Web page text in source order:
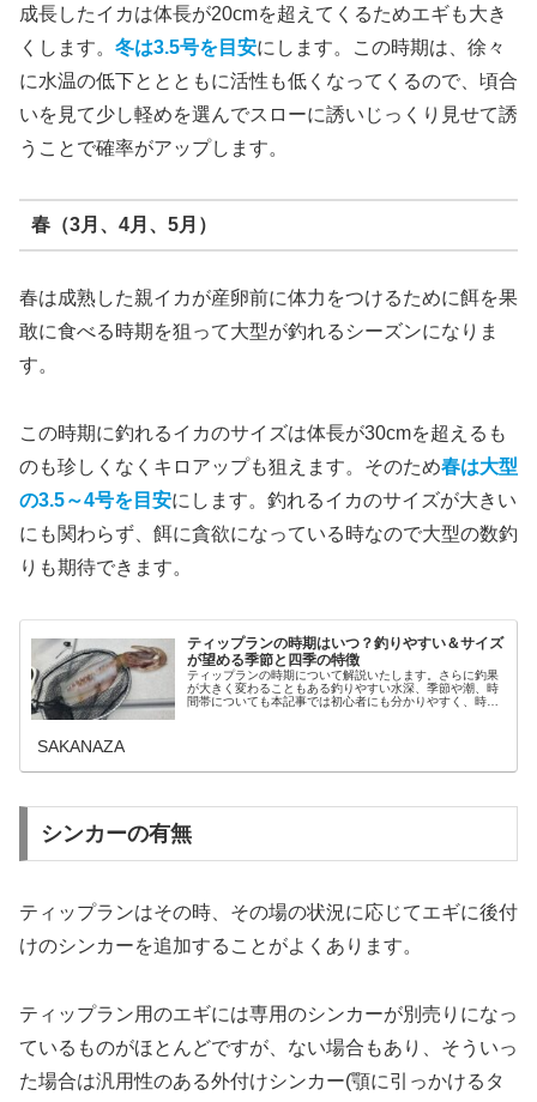
成長したイカは体長が20cmを超えてくるためエギも大き
くします。 冬は3.5号を目安にします。この時期は、徐々
に水温の低下ととともに活性も低くなってくるので、頃合
いを見て少し軽めを選んでスローに誘いじっくり見せて誘
うことで確率がアップします。
春（3月、4月、5月）
春は成熟した親イカが産卵前に体力をつけるために餌を果
敢に食べる時期を狙って大型が釣れるシーズンになりま
す。
この時期に釣れるイカのサイズは体長が30cmを超えるも
のも珍しくなくキロアップも狙えます。そのため春は大型
の3.5～4号を目安にします。釣れるイカのサイズが大きい
にも関わらず、餌に貪欲になっている時なので大型の数釣
りも期待できます。
ティップランの時期はいつ？釣りやすい＆サイズ
が望める季節と四季の特徴
ティップランの時期について解説いたします。さらに釣果
が大きく変わることもある釣りやすい水深、季節や潮、時
間帯についても本記事では初心者にも分かりやすく、時期
SAKANAZA
シンカーの有無
ティップランはその時、その場の状況に応じてエギに後付
けのシンカーを追加することがよくあります。
ティップラン用のエギには専用のシンカーが別売りになっ
ているものがほとんどですが、ない場合もあり、そういっ
た場合は汎用性のある外付けシンカー(顎に引っかけるタ